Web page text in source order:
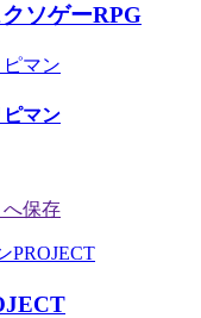
ソゲーRPG
マン
マン